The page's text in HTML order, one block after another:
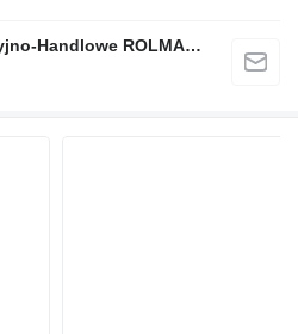
Przedsiębiorstwo Produkcyjno-Handlowe ROLMAPOL Marcin Dziekan